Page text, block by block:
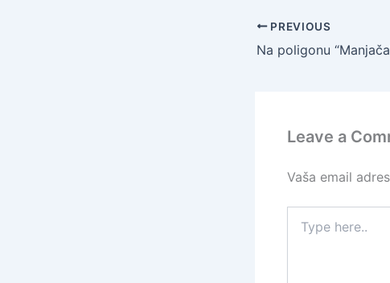
PREVIOUS
Leave a
Vaša email
here..